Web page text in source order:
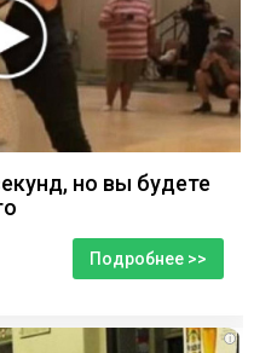
но вы будете
Подробнее >>
i